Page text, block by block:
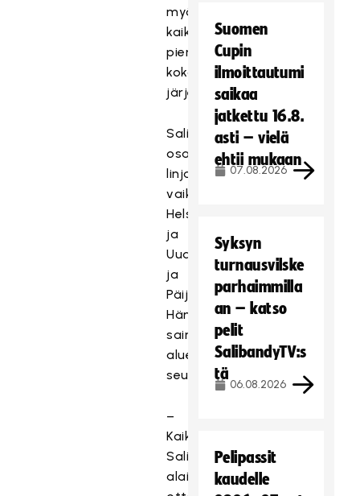
myös
kaikkien
pienempien
kokoontumisten
järjestämistä.
Salibandyn
osalta
linjaukset
vaikuttavat
Helsingin
ja
Uudenmaan
ja
Päijät-
Hämeen
sairaanhoitopiirien
alueilla
seuraavasti:
–
Kaikki
Salibandyliiton
alaiset
Suomen
Cupin
ilmoittautumi
saikaa
jatkettu 16.8.
asti – vielä
ehtii mukaan
07.08.2026
Syksyn
turnausvilske
parhaimmilla
an – katso
pelit
SalibandyTV:s
tä
06.08.2026
Pelipassit
kaudelle